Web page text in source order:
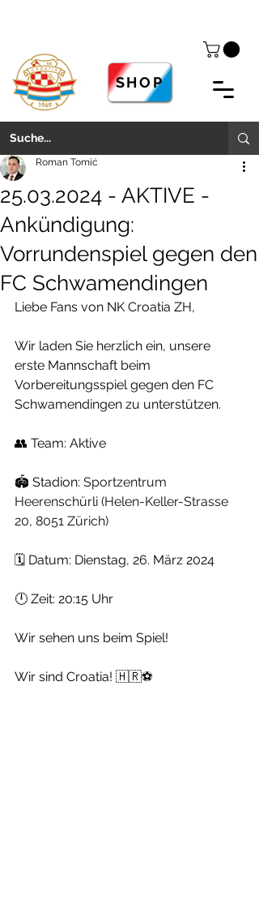
SHOP
25.03.2024 - AKTIVE -
Ankündigung:
Vorrundenspiel gegen den
FC Schwamendingen
Roman Tomić
Liebe Fans von NK Croatia ZH,
Wir laden Sie herzlich ein, unsere
erste Mannschaft beim
Vorbereitungsspiel gegen den FC
Schwamendingen zu unterstützen.
👥 Team: Aktive
🏟 Stadion: Sportzentrum
Heerenschürli (Helen-Keller-Strasse
20, 8051 Zürich)
🗓 Datum: Dienstag, 26. März 2024
🕛 Zeit: 20:15 Uhr
Wir sehen uns beim Spiel!
Wir sind Croatia! 🇭🇷⚽️